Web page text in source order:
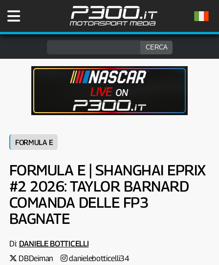
FORMULA E
FORMULA E | SHANGHAI EPRIX
#2 2026: TAYLOR BARNARD
COMANDA DELLE FP3
BAGNATE
Di: DANIELE BOTTICELLI
DBDeiman
danielebotticelli34